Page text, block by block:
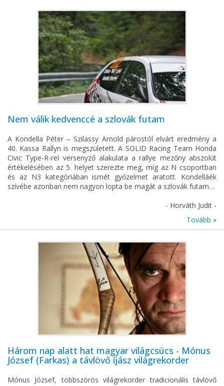
Nem válik kedvenccé a szlovák futam
A Kondella Péter – Szilassy Arnold párostól elvárt eredmény a
40. Kassa Rallyn is megszületett. A SOLID Racing Team Honda
Civic Type-R-rel versenyző alakulata a rallye mezőny abszolút
értékelésében az 5. helyet szerezte meg, míg az N csoportban
és az N3 kategóriában ismét győzelmet aratott. Kondelláék
szívébe azonban nem nagyon lopta be magát a szlovák futam…
- Horváth Judit -
Tovább »
Három nap alatt hat magyar világcsúcs - Mónus
József (Farkas) a távlövő íjász világrekorder
Mónus József, többszörös világrekorder tradicionális távlövő